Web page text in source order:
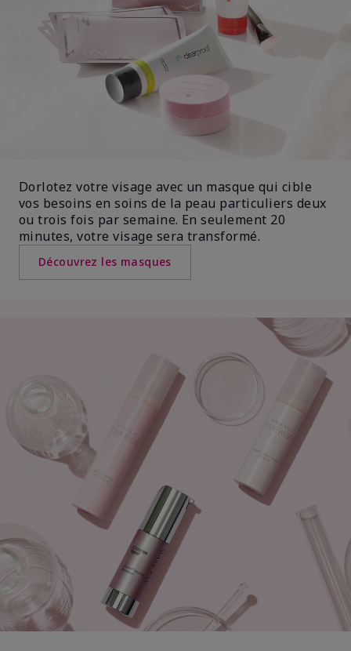
Dorlotez votre visage avec un masque qui cible
vos besoins en soins de la peau particuliers deux
ou trois fois par semaine. En seulement 20
minutes, votre visage sera transformé.
Découvrez les masques